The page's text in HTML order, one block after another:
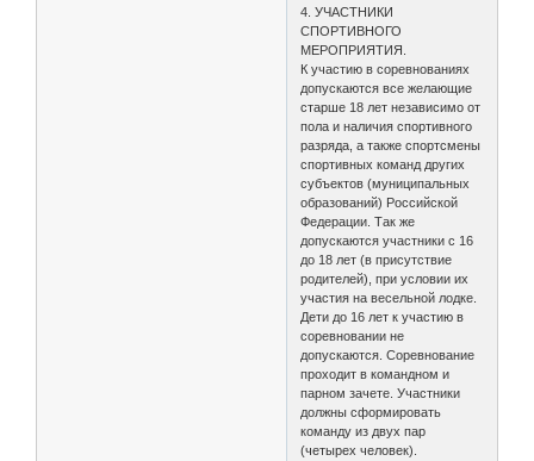
4. УЧАСТНИКИ
СПОРТИВНОГО
МЕРОПРИЯТИЯ.
К участию в соревнованиях
допускаются все желающие
старше 18 лет независимо от
пола и наличия спортивного
разряда, а также спортсмены
спортивных команд других
субъектов (муниципальных
образований) Российской
Федерации. Так же
допускаются участники с 16
до 18 лет (в присутствие
родителей), при условии их
участия на весельной лодке.
Дети до 16 лет к участию в
соревновании не
допускаются. Соревнование
проходит в командном и
парном зачете. Участники
должны сформировать
команду из двух пар
(четырех человек).